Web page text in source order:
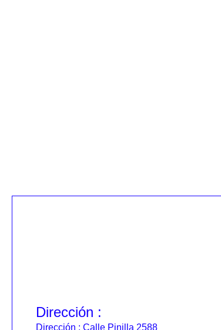
Dirección :
Dirección : Calle Pinilla 2588